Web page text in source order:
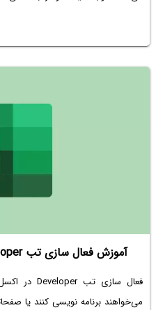
آموزش فعال سازی تب Developer در اکسل و ورد و غیره
می‌خواهند برنامه نویسی کنند یا